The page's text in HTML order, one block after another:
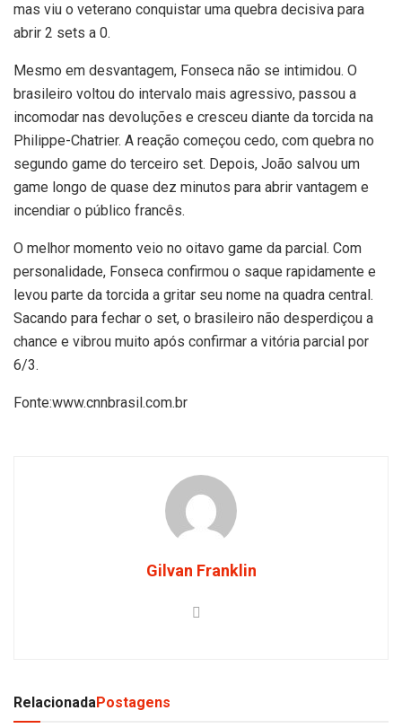
mas viu o veterano conquistar uma quebra decisiva para
abrir 2 sets a 0.
Mesmo em desvantagem, Fonseca não se intimidou. O
brasileiro voltou do intervalo mais agressivo, passou a
incomodar nas devoluções e cresceu diante da torcida na
Philippe-Chatrier. A reação começou cedo, com quebra no
segundo game do terceiro set. Depois, João salvou um
game longo de quase dez minutos para abrir vantagem e
incendiar o público francês.
O melhor momento veio no oitavo game da parcial. Com
personalidade, Fonseca confirmou o saque rapidamente e
levou parte da torcida a gritar seu nome na quadra central.
Sacando para fechar o set, o brasileiro não desperdiçou a
chance e vibrou muito após confirmar a vitória parcial por
6/3.
Fonte:www.cnnbrasil.com.br
Gilvan Franklin
RelacionadaPostagens